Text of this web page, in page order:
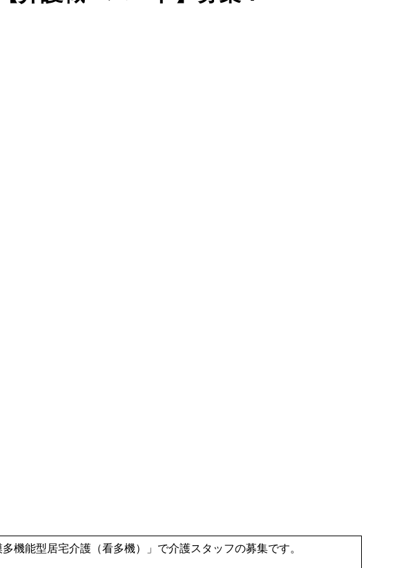
多機能型居宅介護（看多機）」で介護スタッフの募集です。